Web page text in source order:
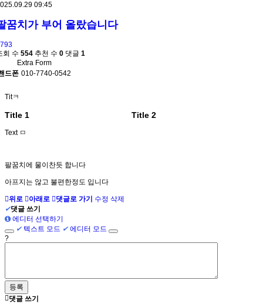
09:45
꿈치가 부어 올랐습니다
회 수 554 추천 수 0 댓글 1
Extra Form
드폰 010-7740-0542
Titㅋ
Title 1 Title 2
Text ㅁ
팔꿈치에 물이찬듯 합니다
아프지는 않고 불편한정도 입니다
위로 아래로 댓글로 가기 수정 삭제
✔댓글 쓰기
에디터 선택하기
✔ 텍스트 모드 ✔에디터 모드
?
댓글 쓰기